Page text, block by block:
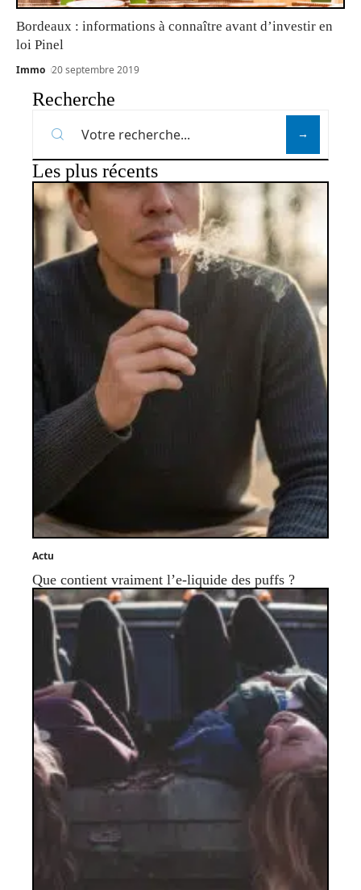
Bordeaux : informations à connaître avant d’investir en
loi Pinel
Immo 20 septembre 2019
Recherche
Les plus récents
Actu
Que contient vraiment l’e-liquide des puffs ?